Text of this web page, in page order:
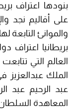
بنودها اعتراف
على أقاليم نجد
والموانئ التابعة
بريطانيا
العالم التي
الملك عبدالعزيز
عبد الرحيم عبد
المعاهدة